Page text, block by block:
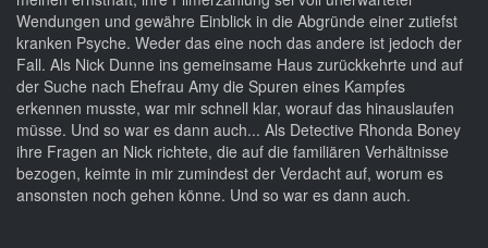
Wendungen und gewähre Einblick in die Abgründe einer zutiefst
kranken Psyche. Weder das eine noch das andere ist jedoch der
Fall. Als Nick Dunne ins gemeinsame Haus zurückkehrte und auf
der Suche nach Ehefrau Amy die Spuren eines Kampfes
erkennen musste, war mir schnell klar, worauf das hinauslaufen
müsse. Und so war es dann auch... Als Detective Rhonda Boney
ihre Fragen an Nick richtete, die auf die familiären Verhältnisse
bezogen, keimte in mir zumindest der Verdacht auf, worum es
ansonsten noch gehen könne. Und so war es dann auch.